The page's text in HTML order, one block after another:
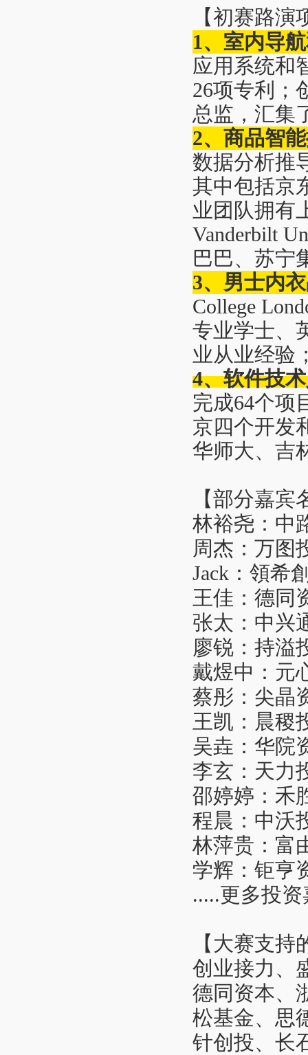
【初赛路演
1、室内导
应用系统和
26项专利；
总监，汇集
2、商品智能
数据分析推
其中包括京
业团队拥有
Vanderbilt
巴巴、苏宁
3、男士内
College
专业学士、
业从业经验
4、软件技
完成64个项
京四个开发
华师大、吉
【部分嘉宾
林裕尧：中
周杰：万图
Jack：領希
王佳：德同
张太：中兴
廖锐：持溢
戴煜中：元
蔡彤：尖晶
王凯：晨稷
吴垚：华院
李玄：天力
邵婷婷：禾
程晨：中沃
林萍贵：富
学辉：钜亨
.....更多投
【大赛支
创业接力、
德同资本、
松基金、思
针创投、长